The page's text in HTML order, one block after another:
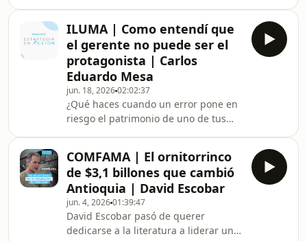
qu
500.000 pacientes al mes y factura
cerca de $800.000 millones.Pero este
episodio no es sobre ese crecimiento,
va mucho más allá. Es sobre un
médico que decidió crear Incodol
porque no aceptaba que un paciente
esperara dos años para tratar su
dolor. Sobre un empr
ILUMA | Como entendí que
el gerente no puede ser el
protagonista | Carlos
Eduardo Mesa
jun. 18, 202602:02:37
¿Qué haces cuando un error pone en
riesgo el patrimonio de uno de tus
responder esa pregunta hace
décadas, y su decisión terminó
definiendo la reputación de la
compañía que había construido.En
este episodio conversamos con el
fundador de Premex, una empresa
COMFAMA | El ornitorrinco
de $3,1 billones que cambió
Antioquia | David Escobar
jun. 4, 202601:39:47
David Escobar pasó de querer
dedicarse a la literatura a liderar una